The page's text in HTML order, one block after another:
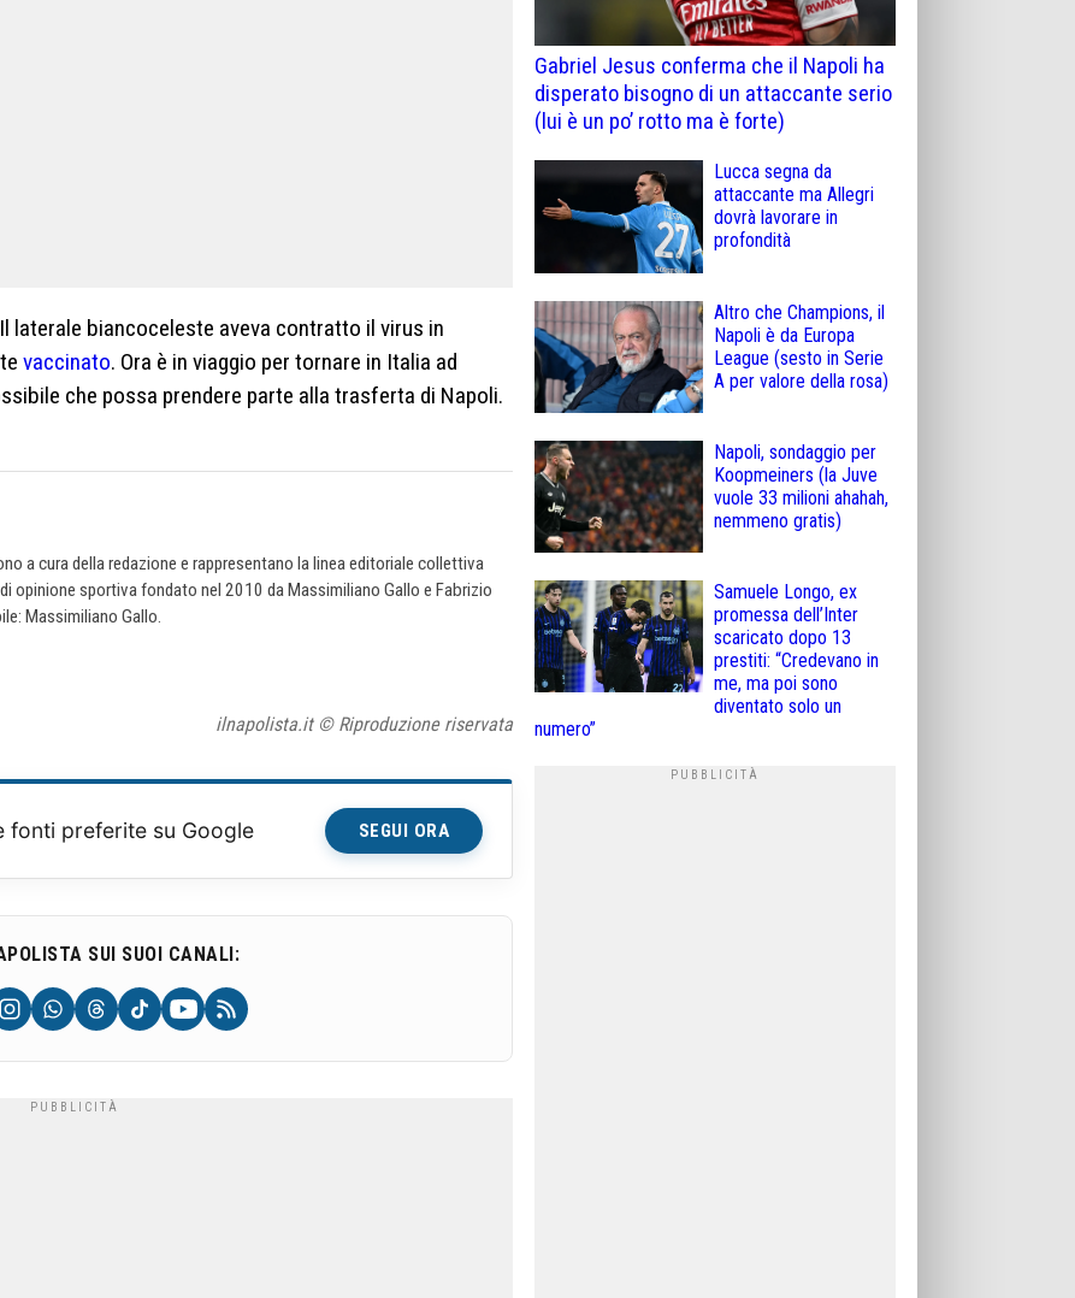
laterale biancoceleste aveva contratto il virus in
vaccinato. Ora è in viaggio per tornare in Italia ad
che possa prendere parte alla trasferta di Napoli.
a cura della redazione e rappresentano la linea editoriale collettiva
opinione sportiva fondato nel 2010 da Massimiliano Gallo e Fabrizio
Massimiliano Gallo.
ilnapolista.it © Riproduzione riservata
fonti preferite su Google SEGUI ORA
SUI SUOI CANALI:
Gabriel Jesus conferma che il Napoli ha
disperato bisogno di un attaccante serio
(lui è un po’ rotto ma è forte)
Lucca segna da
attaccante ma Allegri
dovrà lavorare in
profondità
Altro che Champions, il
Napoli è da Europa
League (sesto in Serie
A per valore della rosa)
Napoli, sondaggio per
Koopmeiners (la Juve
vuole 33 milioni ahahah,
nemmeno gratis)
Samuele Longo, ex
promessa dell’Inter
scaricato dopo 13
prestiti: “Credevano in
me, ma poi sono
diventato solo un
numero”